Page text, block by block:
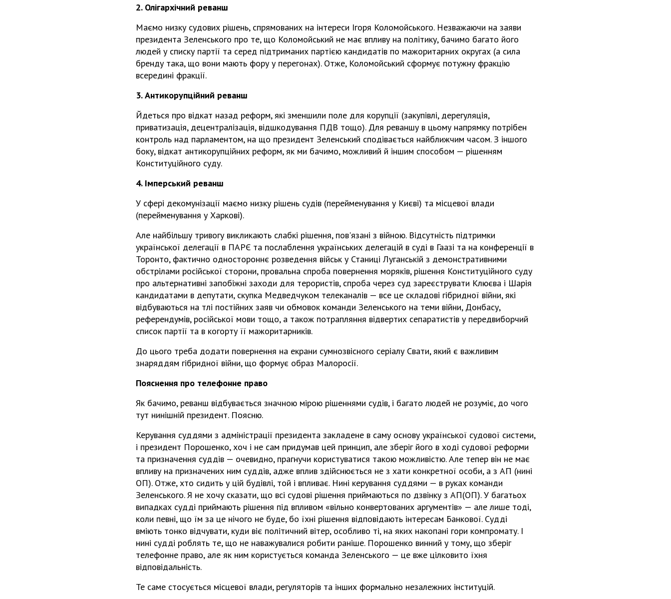
2. Олігархічний реванш
Маємо низку судових рішень, спрямованих на інтереси Ігоря Коломойського. Незважаючи на заяви
президента Зеленського про те, що Коломойський не має впливу на політику, бачимо багато його
людей у списку партії та серед підтриманих партією кандидатів по мажоритарних округах (а сила
бренду така, що вони мають фору у перегонах). Отже, Коломойський сформує потужну фракцію
всередині фракції.
3. Антикорупційний реванш
Йдеться про відкат назад реформ, які зменшили поле для корупції (закупівлі, дерегуляція,
приватизація, децентралізація, відшкодування ПДВ тощо). Для реваншу в цьому напрямку потрібен
контроль над парламентом, на що президент Зеленський сподівається найближчим часом. З іншого
боку, відкат антикорупційних реформ, як ми бачимо, можливий й іншим способом — рішенням
Конституційного суду.
4. Імперський реванш
У сфері декомунізації маємо низку рішень судів (перейменування у Києві) та місцевої влади
(перейменування у Харкові).
Але найбільшу тривогу викликають слабкі рішення, пов'язані з війною. Відсутність підтримки
української делегації в ПАРЄ та послаблення українських делегацій в суді в Гаазі та на конференції в
Торонто, фактично одностороннє розведення військ у Станиці Луганській з демонстративними
обстрілами російської сторони, провальна спроба повернення моряків, рішення Конституційного суду
про альтернативні запобіжні заходи для терористів, спроба через суд зареєструвати Клюєва і Шарія
кандидатами в депутати, скупка Медведчуком телеканалів — все це складові гібридної війни, які
відбуваються на тлі постійних заяв чи обмовок команди Зеленського на теми війни, Донбасу,
референдумів, російської мови тощо, а також потрапляння відвертих сепаратистів у передвиборчий
список партії та в когорту її мажоритарників.
До цього треба додати повернення на екрани сумнозвісного серіалу Свати, який є важливим
знаряддям гібридної війни, що формує образ Малоросії.
Пояснення про телефонне право
Як бачимо, реванш відбувається значною мірою рішеннями судів, і багато людей не розуміє, до чого
тут нинішній президент. Поясню.
Керування суддями з адміністрації президента закладене в саму основу української судової системи,
і президент Порошенко, хоч і не сам придумав цей принцип, але зберіг його в ході судової реформи
та призначення суддів — очевидно, прагнучи користуватися такою можливістю. Але тепер він не має
впливу на призначених ним суддів, адже вплив здійснюється не з хати конкретної особи, а з АП (нині
ОП). Отже, хто сидить у цій будівлі, той і впливає. Нині керування суддями — в руках команди
Зеленського. Я не хочу сказати, що всі судові рішення приймаються по дзвінку з АП(ОП). У багатьох
випадках судді приймають рішення під впливом «вільно конвертованих аргументів» — але лише тоді,
коли певні, що їм за це нічого не буде, бо їхні рішення відповідають інтересам Банкової. Судді
вміють тонко відчувати, куди віє політичний вітер, особливо ті, на яких накопані гори компромату. І
нині судді роблять те, що не наважувалися робити раніше. Порошенко винний у тому, що зберіг
телефонне право, але як ним користується команда Зеленського — це вже цілковито їхня
відповідальність.
Те саме стосується місцевої влади, регуляторів та інших формально незалежних інституцій.